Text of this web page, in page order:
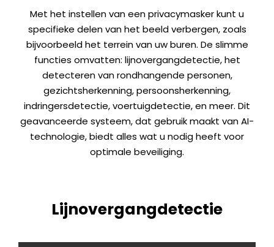
Met het instellen van een privacymasker kunt u
specifieke delen van het beeld verbergen, zoals
bijvoorbeeld het terrein van uw buren. De slimme
functies omvatten: lijnovergangdetectie, het
detecteren van rondhangende personen,
gezichtsherkenning, persoonsherkenning,
indringersdetectie, voertuigdetectie, en meer. Dit
geavanceerde systeem, dat gebruik maakt van AI-
technologie, biedt alles wat u nodig heeft voor
optimale beveiliging.
Lijnovergangdetectie